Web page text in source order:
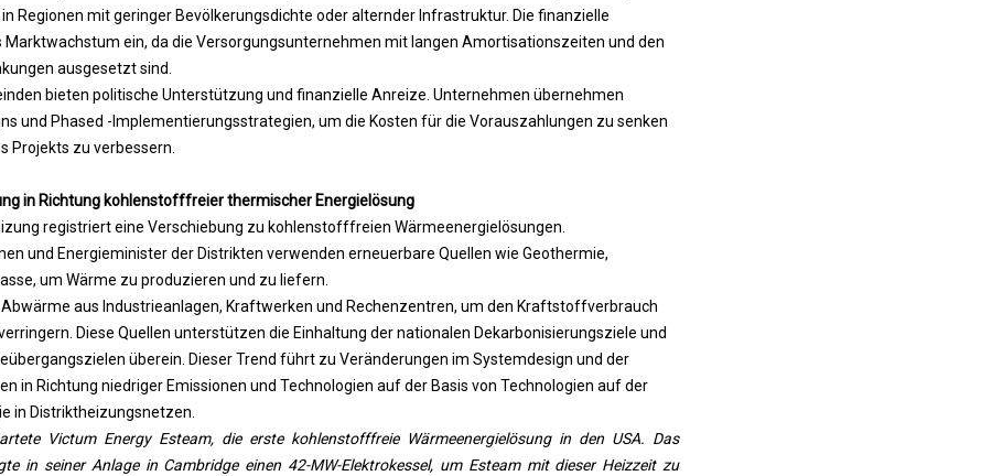
Regionen mit geringer Bevölkerungsdichte oder alternder Infrastruktur. Die finanzielle
Marktwachstum ein, da die Versorgungsunternehmen mit langen Amortisationszeiten und den
ausgesetzt sind.
bieten politische Unterstützung und finanzielle Anreize. Unternehmen übernehmen
und Phased -Implementierungsstrategien, um die Kosten für die Vorauszahlungen zu senken
Projekts zu verbessern.
in Richtung kohlenstofffreier thermischer Energielösung
registriert eine Verschiebung zu kohlenstofffreien Wärmeenergielösungen.
und Energieminister der Distrikten verwenden erneuerbare Quellen wie Geothermie,
um Wärme zu produzieren und zu liefern.
aus Industrieanlagen, Kraftwerken und Rechenzentren, um den Kraftstoffverbrauch
Diese Quellen unterstützen die Einhaltung der nationalen Dekarbonisierungsziele und
überein. Dieser Trend führt zu Veränderungen im Systemdesign und der
in Richtung niedriger Emissionen und Technologien auf der Basis von Technologien auf der
in Distriktheizungsnetzen.
Victum Energy Esteam, die erste kohlenstofffreie Wärmeenergielösung in den USA. Das
in seiner Anlage in Cambridge einen 42-MW-Elektrokessel, um Esteam mit dieser Heizzeit zu